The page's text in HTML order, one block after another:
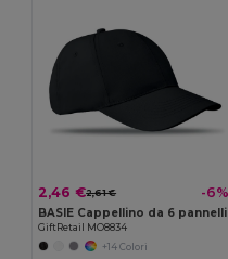
2,46 €2,61 € -6%
BASIE Cappellino da 6 pannelli
GiftRetail MO8834
+14 Colori